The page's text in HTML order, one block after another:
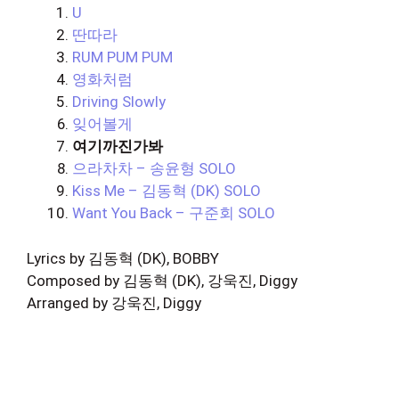
U
딴따라
RUM PUM PUM
영화처럼
Driving Slowly
잊어볼게
여기까진가봐
으라차차 – 송윤형 SOLO
Kiss Me – 김동혁 (DK) SOLO
Want You Back – 구준회 SOLO
Lyrics by 김동혁 (DK), BOBBY
Composed by 김동혁 (DK), 강욱진, Diggy
Arranged by 강욱진, Diggy